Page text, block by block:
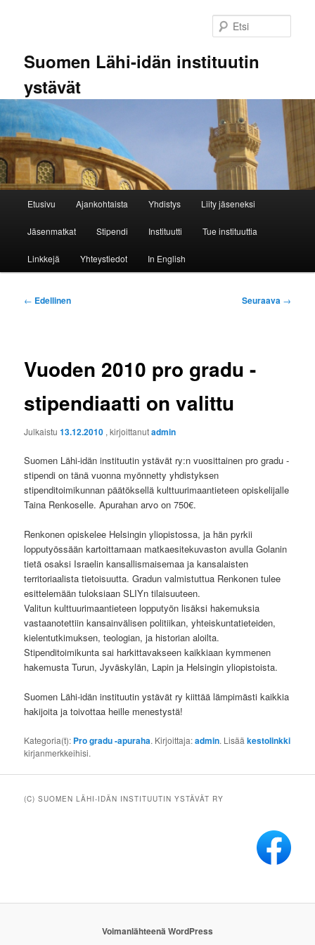
Suomen Lähi-idän instituutin
ystävät
Etusivu Ajankohtaista Yhdistys Liity jäseneksi
Jäsenmatkat Stipendi Instituutti Tue instituuttia
Linkkejä Yhteystiedot In English
Artikkelien
← Edellinen Seuraava →
Vuoden 2010 pro gradu -
stipendiaatti on valittu
Julkaistu13.12.2010 , kirjoittanutadmin
Suomen Lähi-idän instituutin ystävät ry:n vuosittainen pro gradu -
stipendi on tänä vuonna myönnetty yhdistyksen
stipenditoimikunnan päätöksellä kulttuurimaantieteen opiskelijalle
Taina Renkoselle. Apurahan arvo on 750€.
Renkonen opiskelee Helsingin yliopistossa, ja hän pyrkii
lopputyössään kartoittamaan matkaesitekuvaston avulla Golanin
tietä osaksi Israelin kansallismaisemaa ja kansalaisten
territoriaalista tietoisuutta. Gradun valmistuttua Renkonen tulee
esittelemään tuloksiaan SLIYn tilaisuuteen.
Valitun kulttuurimaantieteen lopputyön lisäksi hakemuksia
vastaanotettiin kansainvälisen politiikan, yhteiskuntatieteiden,
kielentutkimuksen, teologian, ja historian aloilta.
Stipenditoimikunta sai harkittavakseen kaikkiaan kymmenen
hakemusta Turun, Jyväskylän, Lapin ja Helsingin yliopistoista.
Suomen Lähi-idän instituutin ystävät ry kiittää lämpimästi kaikkia
hakijoita ja toivottaa heille menestystä!
Kategoria(t): Pro gradu -apuraha. Kirjoittaja:admin. Lisääkestolinkki
kirjanmerkkeihisi.
(C) SUOMEN LÄHI-IDÄN INSTITUUTIN YSTÄVÄT RY
Voimanlähteenä WordPress